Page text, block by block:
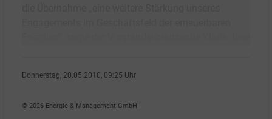
Donnerstag, 20.05.2010, 09:25 Uhr
© 2026 Energie & Management GmbH